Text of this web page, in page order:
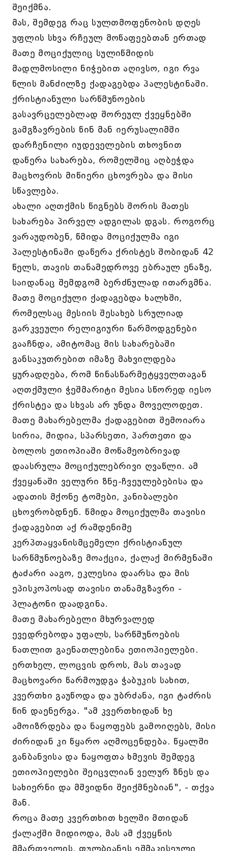
შეიქმნა.
მას, შემდეგ რაც სულთმოფენობის დღეს
უფლის სხვა რჩეულ მოწაფეებთან ერთად
მათე მოციქულიც სულიწმიდის
მადლმოსილი ნიჭებით აღივსო, იგი რვა
წლის მანძილზე ქადაგებდა პალესტინაში.
ქრისტიანული სარწმუნოების
გასავრცელებლად შორეულ ქვეყნებში
გამგზავრების წინ მან იერუსალიმში
დარჩენილი იუდეველების თხოვნით
დაწერა სახარება, რომელშიც აღბეჭდა
მაცხოვრის მიწიერი ცხოვრება და მისი
სწავლება.
ახალი აღთქმის წიგნებს შორის მათეს
სახარება პირველ ადგილას დგას. როგორც
ვარაუდობენ, წმიდა მოციქულმა იგი
პალესტინაში დაწერა ქრისტეს შობიდან 42
წელს, თავის თანამედროვე ებრაულ ენაზე,
საიდანაც შემდგომ ბერძნულად ითარგმნა.
მათე მოციქული ქადაგებდა ხალხში,
რომელსაც მესიის შესახებ სრულიად
გარკვეული რელიგიური წარმოდგენები
გააჩნდა, ამიტომაც მის სახარებაში
განსაკუთრებით იმაზე მახვილდება
ყურადღება, რომ წინასწარმეტყველთაგან
აღთქმული ჭეშმარიტი მესია სწორედ იესო
ქრისტეა და სხვას არ უნდა მოველოდეთ.
მათე მახარებელმა ქადაგებით შემოიარა
სირია, მიდია, სპარსეთი, პართეთი და
ბოლოს ეთიოპიაში მოწამეობრივად
დაასრულა მოციქულებრივი ღვაწლი. ამ
ქვეყანაში ველური ზნე-ჩვეულებებისა და
ადათის მქონე ტომები, კანიბალები
ცხოვრობდნენ. წმიდა მოციქულმა თავისი
ქადაგებით აქ რამდენიმე
კერპთაყვანისმცემელი ქრისტიანულ
სარწმუნოებაზე მოაქცია, ქალაქ მირმენაში
ტაძარი ააგო, ეკლესია დაარსა და მის
ეპისკოპოსად თავისი თანამგზავრი -
პლატონი დაადგინა.
მათე მახარებელი მხურვალედ
ევედრებოდა უფალს, სარწმუნოების
ნათლით გაენათლებინა ეთიოპიელები.
ერთხელ, ლოცვის დროს, მას თავად
მაცხოვარი წარმოუდგა ჭაბუკის სახით,
კვერთხი გაუწოდა და უბრძანა, იგი ტაძრის
წინ დაენერგა. "ამ კვერთხიდან ხე
ამოიზრდება და ნაყოფებს გამოიღებს, მისი
ძირიდან კი წყარო აღმოცენდება. წყალში
განბანვისა და ნაყოფთა ხმევის შემდეგ
ეთიოპიელები შეიცვლიან ველურ ზნეს და
სახიერნი და მშვიდნი შეიქმნებიან", - თქვა
მან.
როცა მათე კვერთხით ხელში მთიდან
ქალაქში მიდიოდა, მას ამ ქვეყნის
მმართველის, ფულბიანეს ეშმაკისეული